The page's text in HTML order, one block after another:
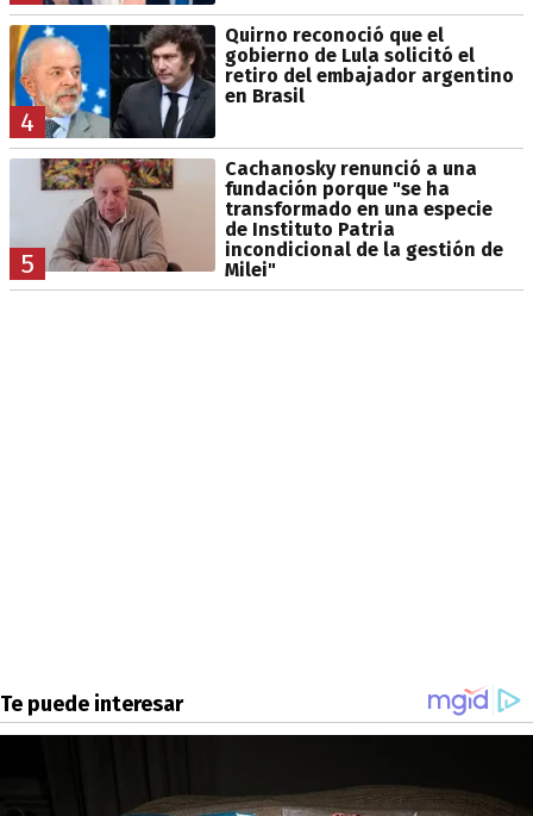
4
Quirno reconoció que el
gobierno de Lula solicitó el
retiro del embajador argentino
en Brasil
5
Cachanosky renunció a una
fundación porque "se ha
transformado en una especie
de Instituto Patria
incondicional de la gestión de
Milei"